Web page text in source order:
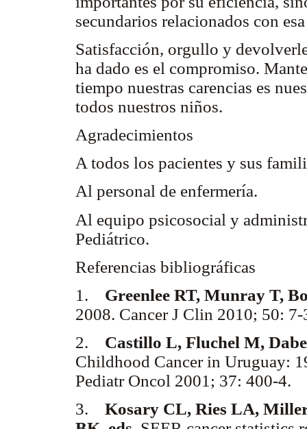
secundarios relacionados con
Satisfacción, orgullo y
ha dado es el compromiso.
tiempo nuestras carencias es
todos nuestros niños.
Agradecimientos
A todos los pacientes y sus
Al personal de enfermería.
Al equipo psicosocial y
Pediátrico.
Referencias bibliográficas
1. Greenlee RT, Munray T,
2008. Cancer J Clin 2010; 50:
2. Castillo L, Fluchel M,
Childhood Cancer in Uruguay:
Pediatr Oncol 2001; 37: 400-4.
3. Kosary CL, Ries LA,